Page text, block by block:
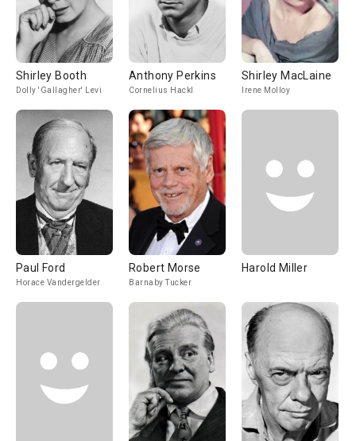
Shirley Booth
Dolly 'Gallagher' Levi
Anthony Perkins
Cornelius Hackl
Shirley MacLaine
Irene Molloy
Paul Ford
Horace Vandergelder
Robert Morse
Barnaby Tucker
Harold Miller